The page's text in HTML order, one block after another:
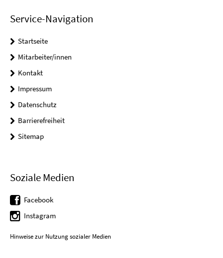
Service-Navigation
Startseite
Mitarbeiter/innen
Kontakt
Impressum
Datenschutz
Barrierefreiheit
Sitemap
Soziale Medien
Facebook
Instagram
Hinweise zur Nutzung sozialer Medien